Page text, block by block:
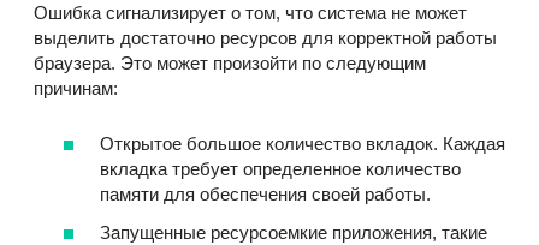
Ошибка сигнализирует о том, что система не может
выделить достаточно ресурсов для корректной работы
браузера. Это может произойти по следующим
причинам:
Открытое большое количество вкладок. Каждая
вкладка требует определенное количество
памяти для обеспечения своей работы.
Запущенные ресурсоемкие приложения, такие